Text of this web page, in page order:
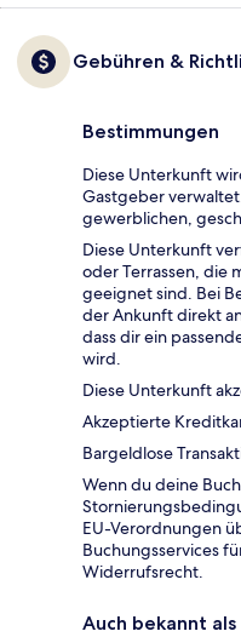
Gebühren &
Bestimmungen
Diese Unterkunft
Gastgeber
gewerblichen,
Diese Unterkunft
oder Terrassen, die
geeignet sind. Bei
der Ankunft direkt
dass dir ein
wird.
Diese Unterkunft
Akzeptierte
Bargeldlose
Wenn du deine
EU-Verordnungen
Buchungsservices
Widerrufsrecht.
Auch bekannt als